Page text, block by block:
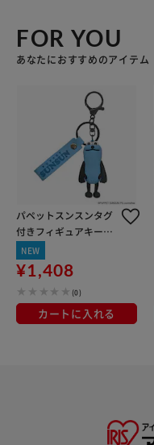
FOR YOU
あなたにおすすめのアイテム
パペットスンスンタグ
付きフィギュアキーホ
ルダー スンスン
NEW
¥1,408
(0)
カートに入れる